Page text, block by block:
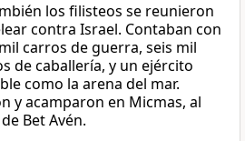
los filisteos se reunieron
contra Israel. Contaban con
carros de guerra, seis mil
de caballería, y un ejército
como la arena del mar.
y acamparon en Micmas, al
Bet Avén.